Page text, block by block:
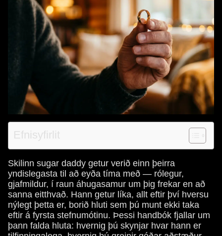
Efnisyfirlit
Skilinn sugar daddy getur verið einn þeirra
yndislegasta til að eyða tíma með — rólegur,
gjafmildur, í raun áhugasamur um þig frekar en að
sanna eitthvað. Hann getur líka, allt eftir því hversu
nýlegt þetta er, borið hluti sem þú munt ekki taka
eftir á fyrsta stefnumótinu. Þessi handbók fjallar um
þann falda hluta: hvernig þú skynjar hvar hann er